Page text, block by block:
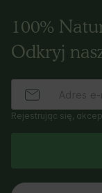
100%
Odkryj
Rejestrując się,